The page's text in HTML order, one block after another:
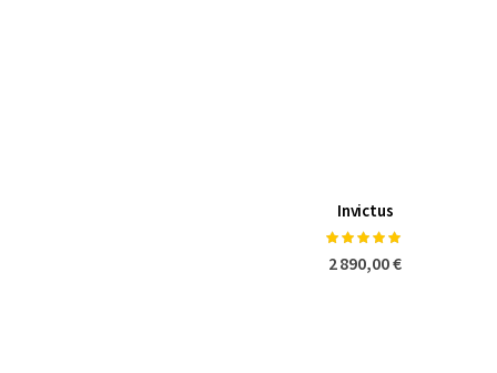
Invictus
Notation:
2 890,00 €